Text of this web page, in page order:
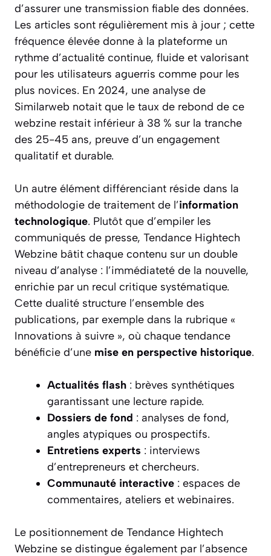
d’assurer une transmission fiable des données.
Les articles sont régulièrement mis à jour ; cette
fréquence élevée donne à la plateforme un
rythme d’actualité continue, fluide et valorisant
pour les utilisateurs aguerris comme pour les
plus novices. En 2024, une analyse de
Similarweb notait que le taux de rebond de ce
webzine restait inférieur à 38 % sur la tranche
des 25-45 ans, preuve d’un engagement
qualitatif et durable.
Un autre élément différenciant réside dans la
méthodologie de traitement de l’information
technologique. Plutôt que d’empiler les
communiqués de presse, Tendance Hightech
Webzine bâtit chaque contenu sur un double
niveau d’analyse : l’immédiateté de la nouvelle,
enrichie par un recul critique systématique.
Cette dualité structure l’ensemble des
publications, par exemple dans la rubrique «
Innovations à suivre », où chaque tendance
bénéficie d’une mise en perspective historique.
Actualités flash : brèves synthétiques
garantissant une lecture rapide.
Dossiers de fond : analyses de fond,
angles atypiques ou prospectifs.
Entretiens experts : interviews
d’entrepreneurs et chercheurs.
Communauté interactive : espaces de
commentaires, ateliers et webinaires.
Le positionnement de Tendance Hightech
Webzine se distingue également par l’absence